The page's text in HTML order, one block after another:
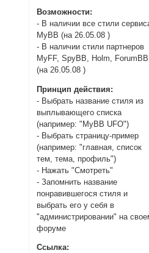
Возможности:
- В наличии все стили
MyBB (на 26.05.08 )
- В наличии стили партнеров
MyFF, SpyBB, Holm, ForumBB
(на 26.05.08 )
Принцип действия:
- Выбрать название стиля из
выплывающего списка
(например: "MyBB UFO")
- Выбрать страницу-пример
(например: "главная, список
тем, тема, профиль")
- Нажать "Смотреть"
- Запомнить название
понравившегося стиля и
выбрать его у себя в
"администрировании" на
форуме
Ссылка: